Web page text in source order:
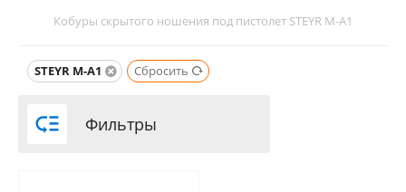
Кобуры скрытого ношения под пистолет STEYR M-A1
STEYR M-A1 Сбросить
 Фильтры